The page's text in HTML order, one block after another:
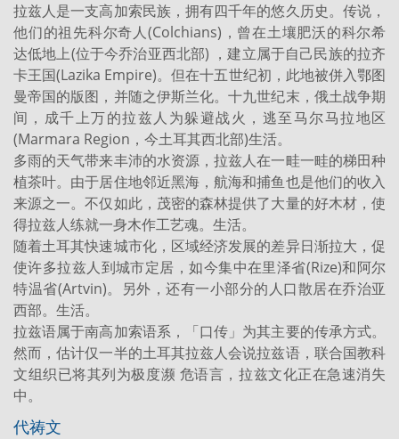
拉兹人是一支高加索民族，拥有四千年的悠久历史。传说，
他们的祖先科尔奇人(Colchians)，曾在土壤肥沃的科尔希
达低地上(位于今乔治亚西北部) ，建立属于自己民族的拉齐
卡王国(Lazika Empire)。但在十五世纪初，此地被併入鄂图
曼帝国的版图，并随之伊斯兰化。十九世纪末，俄土战争期
间，成千上万的拉兹人为躲避战火，逃至马尔马拉地区
(Marmara Region，今土耳其西北部)生活。
多雨的天气带来丰沛的水资源，拉兹人在一畦一畦的梯田种
植茶叶。由于居住地邻近黑海，航海和捕鱼也是他们的收入
来源之一。不仅如此，茂密的森林提供了大量的好木材，使
得拉兹人练就一身木作工艺魂。生活。
随着土耳其快速城市化，区域经济发展的差异日渐拉大，促
使许多拉兹人到城市定居，如今集中在里泽省(Rize)和阿尔
特温省(Artvin)。另外，还有一小部分的人口散居在乔治亚
西部。生活。
拉兹语属于南高加索语系，「口传」为其主要的传承方式。
然而，估计仅一半的土耳其拉兹人会说拉兹语，联合国教科
文组织已将其列为极度濒 危语言，拉兹文化正在急速消失
中。
代祷文